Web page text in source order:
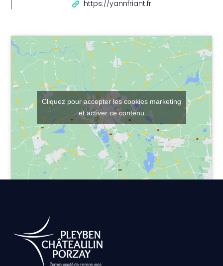
https://yannfriant.fr
Cliquez pour accepter les cookies marketing
et activer ce contenu